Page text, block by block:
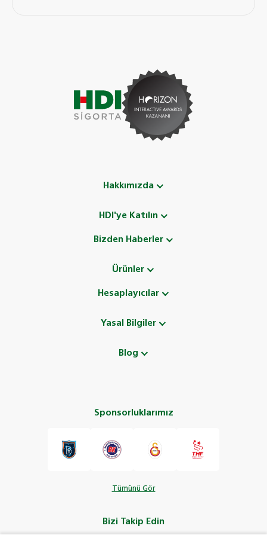
Hakkımızda
HDI'ye Katılın
Bizden Haberler
Ürünler
Hesaplayıcılar
Yasal Bilgiler
Blog
Sponsorluklarımız
Tümünü Gör
Bizi Takip Edin